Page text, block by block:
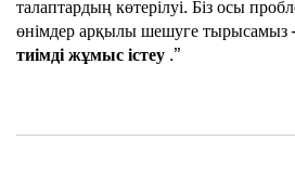
талаптардың көтерілуі. Біз осы
өнімдер арқылы шешуге тырысамыз
тиімді жұмыс істеу .”